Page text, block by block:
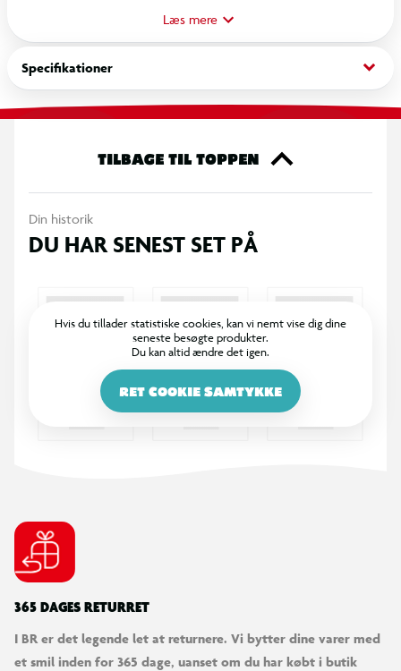
spænding, bevægelse og masser af sjov i legen. Når
patronerne sendes afsted og svæver gennem luften, opstår en
dynamisk og underholdende leg.
Produktet indbyder til fantasifuld og energifyldt leg, hvor
leg med fart på.
garanteres.
Læs mere
Specifikationer keyboard_arrow_down
TILBAGE TIL TOPPEN
Din historik
DU HAR SENEST SET PÅ
Hvis du tillader statistiske cookies, kan vi nemt vise dig dine
seneste besøgte produkter.
Du kan altid ændre det igen.
RET COOKIE SAMTYKKE
365 DAGES RETURRET
I BR er det legende let at returnere. Vi bytter dine varer med
et smil inden for 365 dage, uanset om du har købt i butik